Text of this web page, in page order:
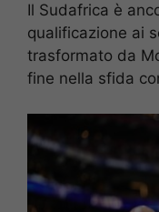
Il Sudafrica è
qualificazione ai
trasformato da
fine nella sfida